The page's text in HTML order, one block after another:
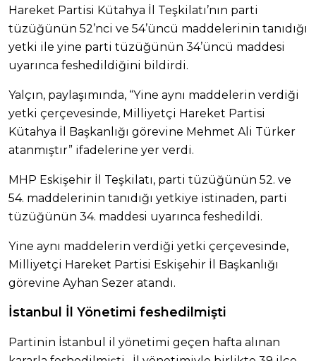
Hareket Partisi Kütahya İl Teşkilatı’nın parti
tüzüğünün 52’nci ve 54’üncü maddelerinin tanıdığı
yetki ile yine parti tüzüğünün 34’üncü maddesi
uyarınca feshedildiğini bildirdi.
Yalçın, paylaşımında, “Yine aynı maddelerin verdiği
yetki çerçevesinde, Milliyetçi Hareket Partisi
Kütahya İl Başkanlığı görevine Mehmet Ali Türker
atanmıştır” ifadelerine yer verdi.
MHP Eskişehir İl Teşkilatı, parti tüzüğünün 52. ve
54. maddelerinin tanıdığı yetkiye istinaden, parti
tüzüğünün 34. maddesi uyarınca feshedildi.
Yine aynı maddelerin verdiği yetki çerçevesinde,
Milliyetçi Hareket Partisi Eskişehir İl Başkanlığı
görevine Ayhan Sezer atandı.
İstanbul İl Yönetimi feshedilmişti
Partinin İstanbul il yönetimi geçen hafta alınan